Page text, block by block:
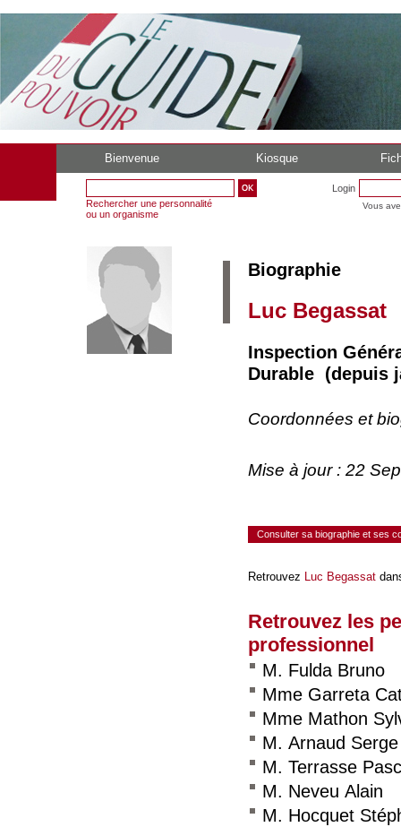
Bienvenue Kiosque
Rechercher une personnalité
ou un organisme
Login
Vous
Biographie
Luc Begassat
Inspection
Durable (depuis
Coordonnées et
Mise à jour : 22
Consulter sa biographie et ses
Retrouvez Luc Begassat
Retrouvez les
professionnel
M. Fulda Bruno
Mme Garreta
Mme Mathon
M. Arnaud Serge
M. Terrasse
M. Neveu Alain
M. Hocquet